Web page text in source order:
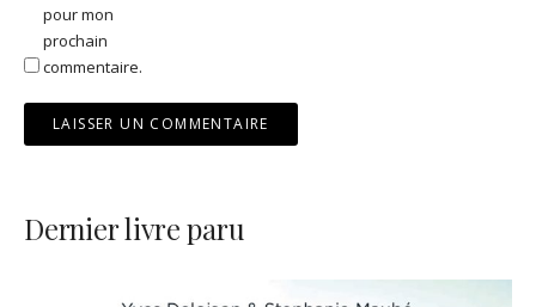
pour mon
prochain
commentaire.
Dernier livre paru